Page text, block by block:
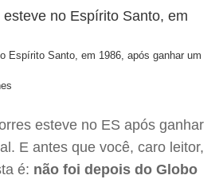
Espírito Santo, em 1986, após ganhar um
esteve no ES após ganhar
E antes que você, caro leitor,
é: não foi depois do Globo